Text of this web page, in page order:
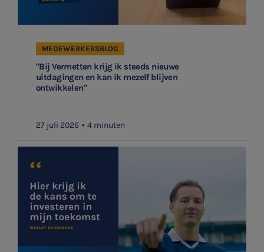
HR & Salaris
Contact
Audit
Aanmelden
"Bij Vermetten krijg ik steeds nieuwe
uitdagingen en kan ik mezelf blijven
ontwikkelen"
MEDEWERKERSBLOG
27 juli 2026 4 minuten